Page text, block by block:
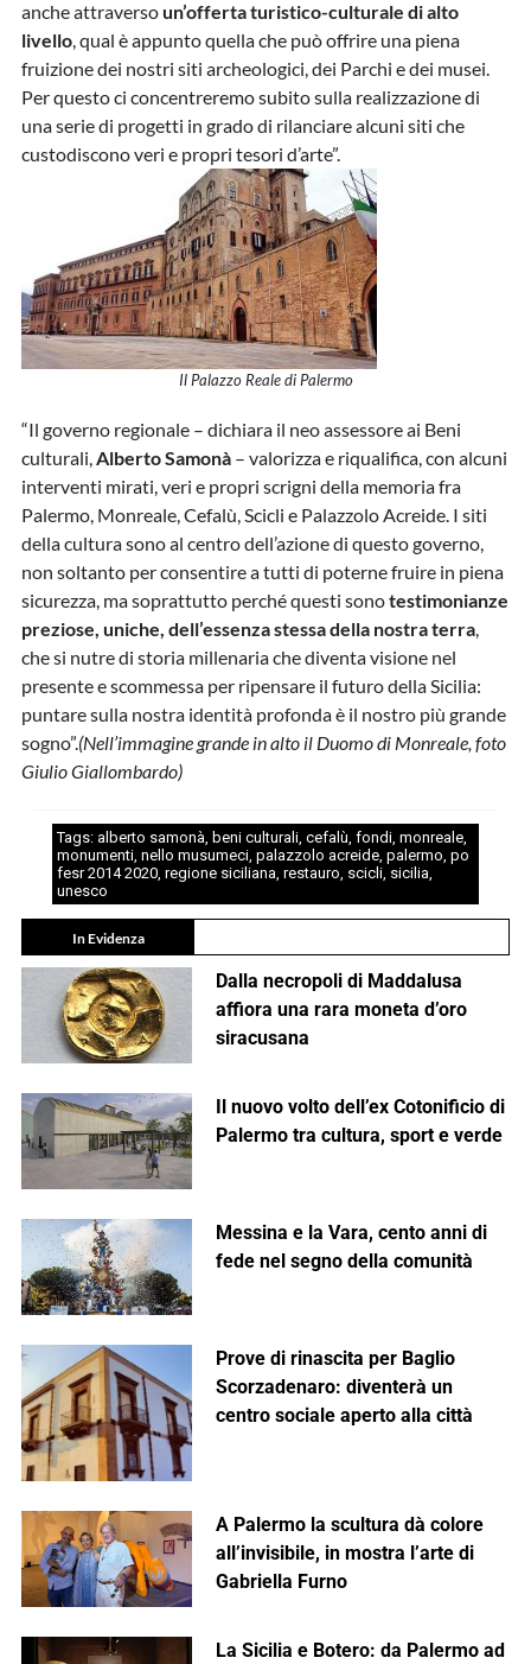
anche attraversoun’offerta turistico-culturale di alto
livello, qual è appunto quella che può offrire una piena
fruizione dei nostri siti archeologici, dei Parchi e dei musei.
Per questo ci concentreremo subito sulla realizzazione di
una serie di progetti in grado di rilanciare alcuni siti che
custodiscono veri e propri tesori d’arte”.
Il Palazzo Reale di Palermo
“Il governo regionale – dichiara il neo assessore ai Beni
culturali,Alberto Samonà– valorizza e riqualifica, con alcuni
interventi mirati, veri e propri scrigni della memoria fra
Palermo, Monreale, Cefalù, Scicli e Palazzolo Acreide. I siti
della cultura sono al centro dell’azione di questo governo,
non soltanto per consentire a tutti di poterne fruire in piena
sicurezza, ma soprattutto perché questi sonotestimonianze
preziose, uniche, dell’essenza stessa della nostra terra,
che si nutre di storia millenaria che diventa visione nel
presente e scommessa per ripensare il futuro della Sicilia:
puntare sulla nostra identità profonda è il nostro più grande
sogno”.(Nell’immagine grande in alto il Duomo di Monreale, foto
Giulio Giallombardo)
Tags: alberto samonà, beni culturali, cefalù, fondi, monreale,
monumenti, nello musumeci, palazzolo acreide, palermo, po
fesr 2014 2020, regione siciliana, restauro, scicli, sicilia,
unesco
In Evidenza
Dalla necropoli di Maddalusa
affiora una rara moneta d’oro
siracusana
Il nuovo volto dell’ex Cotonificio di
Palermo tra cultura, sport e verde
Messina e la Vara, cento anni di
fede nel segno della comunità
Prove di rinascita per Baglio
Scorzadenaro: diventerà un
centro sociale aperto alla città
A Palermo la scultura dà colore
all’invisibile, in mostra l’arte di
Gabriella Furno
La Sicilia e Botero: da Palermo ad